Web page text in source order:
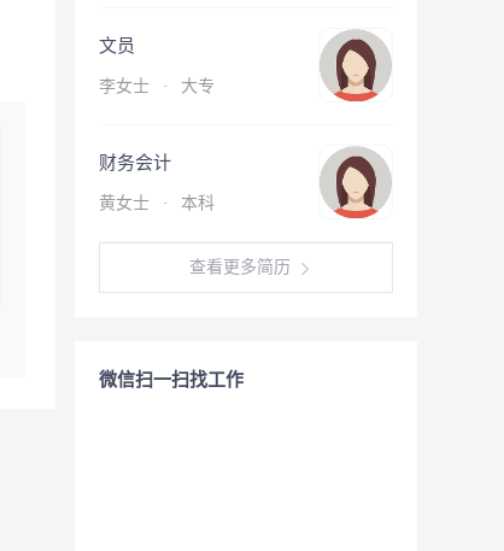
文员
李女士 · 大专
财务会计
黄女士 · 本科
查看更多简历
微信扫一扫找工作